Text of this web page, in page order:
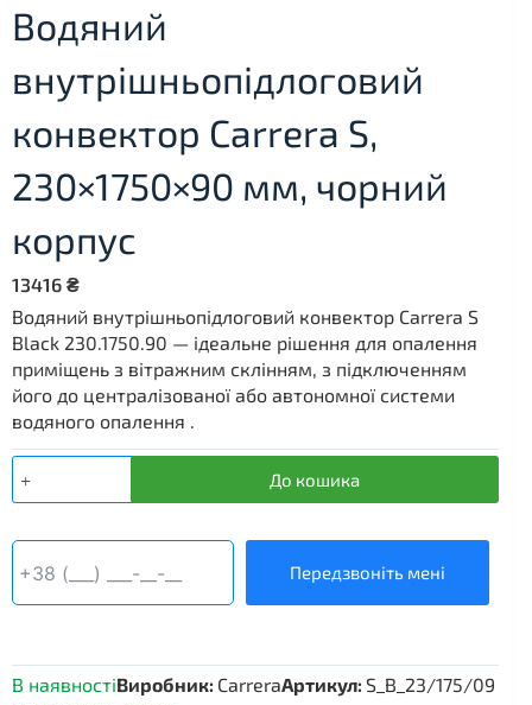
Водяний
внутрішньопідлоговий
конвектор Carrera S,
230×1750×90 мм, чорний
корпус
13416 ₴
Водяний внутрішньопідлоговий конвектор Carrera S
Black 230.1750.90 — ідеальне рішення для опалення
приміщень з вітражним склінням, з підключенням
його до централізованої або автономної системи
водяного опалення .
внутрішньопідлоговий
Carrera
S,
корпус
кількість
До кошика
Передзвоніть мені
В наявностіВиробник: CarreraАртикул: S_B_23/175/09